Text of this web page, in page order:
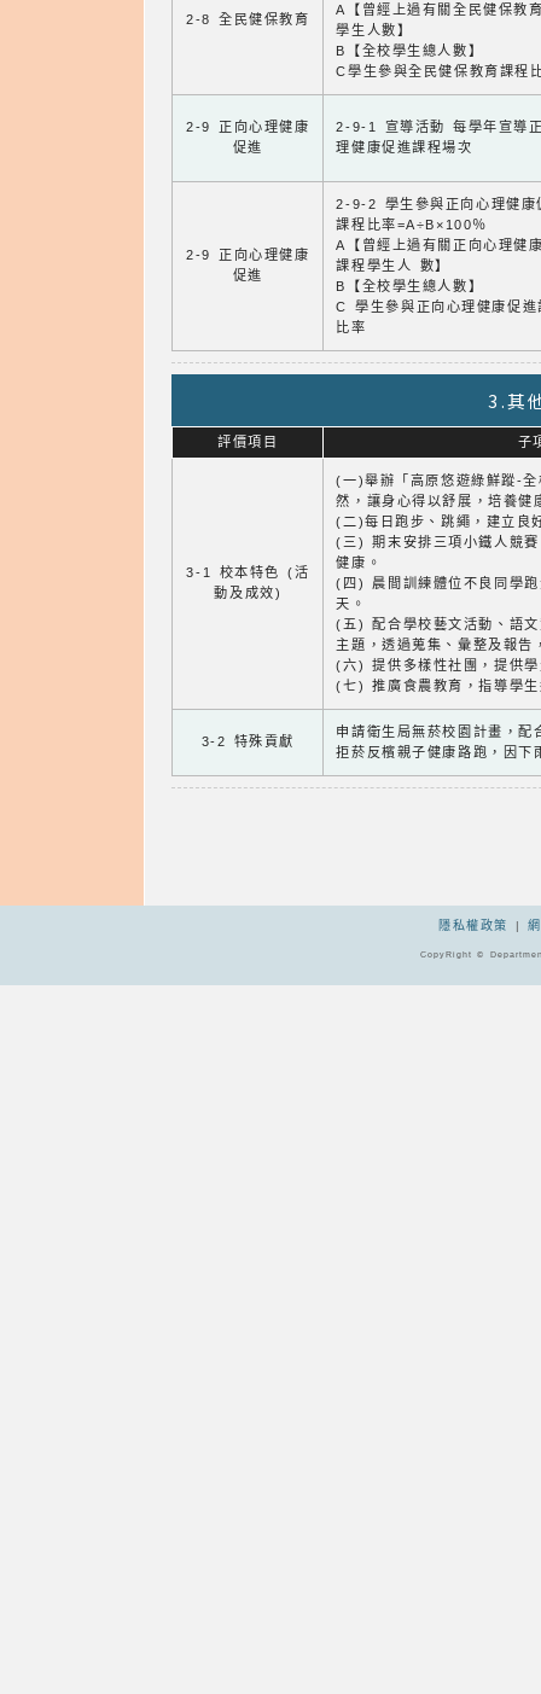
2-8 全民健保教育
A【曾經上過有關全民健保教
學生人數】
B【全校學生總人數】
C學生參與全民健保教育課程
2-9 正向心理健康
促進
2-9-1 宣導活動 每學年宣導
理健康促進課程場次
2-9 正向心理健康
促進
2-9-2 學生參與正向心理健康
課程比率=A÷B×100％
A【曾經上過有關正向心理健
課程學生人 數】
B【全校學生總人數】
C 學生參與正向心理健康促進
比率
3.其
評價項目 子
3-1 校本特色 (活
動及成效)
(一)舉辦「高原悠遊綠鮮蹤-
然，讓身心得以舒展，培養健
(二)每日跑步、跳繩，建立良
(三) 期末安排三項小鐵人競
健康。
(四) 晨間訓練體位不良同學
天。
(五) 配合學校藝文活動、語
主題，透過蒐集、彙整及報告
(六) 提供多樣性社團，提供
(七) 推廣食農教育，指導學
3-2 特殊貢獻
申請衛生局無菸校園計畫，
拒菸反檳親子健康路跑，因下
隱私權政策 |
CopyRight ©